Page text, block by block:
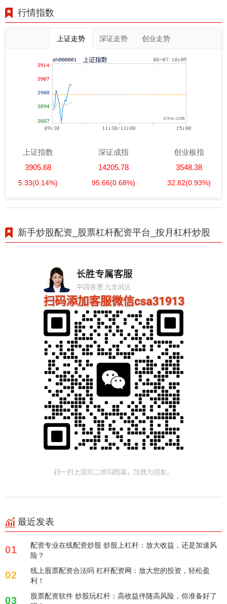
行情指数
上证走势 深证走势 创业走势
上证指数
3905.68
5.33(0.14%)
深证成指
14205.78
95.66(0.68%)
创业板指
3548.38
32.82(0.93%)
新手炒股配资_股票杠杆配资平台_按月杠杆炒股
最近发表
01
配资专业在线配资炒股 炒股上杠杆：放大收益，还是加速风
险？
02
线上股票配资合法吗 杠杆配资网：放大您的投资，轻松盈
利！
03
股票配资软件 炒股玩杠杆：高收益伴随高风险，你准备好了